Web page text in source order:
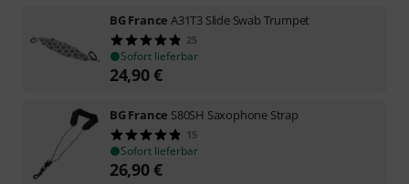
BG France A31T3 Slide Swab Trumpet
25
Sofort lieferbar
24,90€
BG France S80SH Saxophone Strap
15
Sofort lieferbar
26,90€